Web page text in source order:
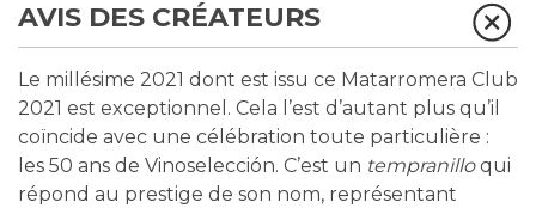
AVIS DES CRÉATEURS
Le millésime 2021 dont est issu ce Matarromera Club
2021 est exceptionnel. Cela l’est d’autant plus qu’il
coïncide avec une célébration toute particulière :
les 50 ans de Vinoselección. C’est un tempranilloqui
répond au prestige de son nom, représentant